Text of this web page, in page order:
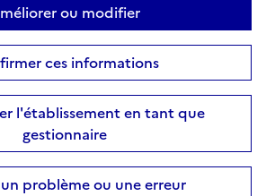
ou modifier
ces informations
l'établissement en tant que
gestionnaire
problème ou une erreur